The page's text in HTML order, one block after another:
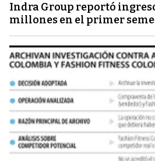
Indra Group reportó
millones en el primer